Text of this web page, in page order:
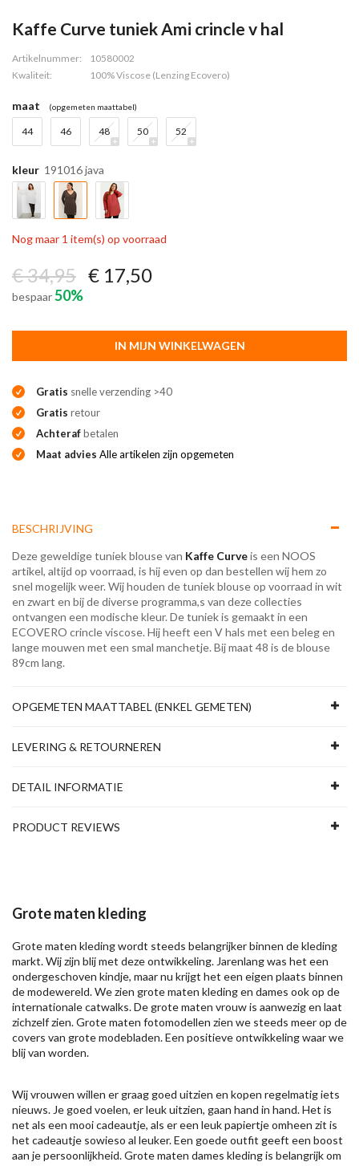
Kaffe Curve tuniek Ami crincle v hal
Artikelnummer:
10580002
Kwaliteit:
100% Viscose (Lenzing Ecovero)
maat (opgemeten maattabel)
44 46 48 50 52
kleur 191016 java
Nog maar 1 item(s) op voorraad
€ 34,95 € 17,50
bespaar50%
IN MIJN WINKELWAGEN
Gratis snelle verzending >40
Gratis retour
Achterafbetalen
Maat advies Alle artikelen zijn opgemeten
BESCHRIJVING
Deze geweldige tuniek blouse van Kaffe Curveis een NOOS
artikel, altijd op voorraad, is hij even op dan bestellen wij hem zo
snel mogelijk weer. Wij houden de tuniek blouse op voorraad in wit
en zwart en bij de diverse programma,s van deze collecties
ontvangen een modische kleur. De tuniek is gemaakt in een
ECOVERO crincle viscose. Hij heeft een V hals met een beleg en
lange mouwen met een smal manchetje. Bij maat 48 is de blouse
89cm lang.
OPGEMETEN MAATTABEL (ENKEL GEMETEN)
LEVERING & RETOURNEREN
DETAIL INFORMATIE
PRODUCT REVIEWS
Grote maten kleding
Grote maten kleding wordt steeds belangrijker binnen de kleding
markt. Wij zijn blij met deze ontwikkeling. Jarenlang was het een
ondergeschoven kindje, maar nu krijgt het een eigen plaats binnen
de modewereld. We zien grote maten kleding en dames ook op de
internationale catwalks. De grote maten vrouw is aanwezig en laat
zichzelf zien. Grote maten fotomodellen zien we steeds meer op de
covers van grote modebladen. Een positieve ontwikkeling waar we
blij van worden.
Wij vrouwen willen er graag goed uitzien en kopen regelmatig iets
nieuws. Je goed voelen, er leuk uitzien, gaan hand in hand. Het is
net als een mooi cadeautje, als er een leuk papiertje omheen zit is
het cadeautje sowieso al leuker. Een goede outfit geeft een boost
aan je persoonlijkheid. Grote maten dames kleding is belangrijk om